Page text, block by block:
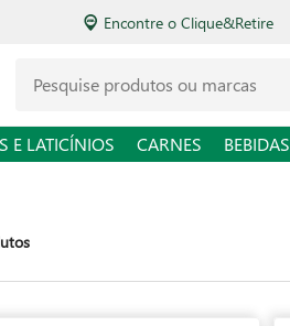
Encontre o Clique&Retire
E LATICÍNIOS CARNES BEBIDAS